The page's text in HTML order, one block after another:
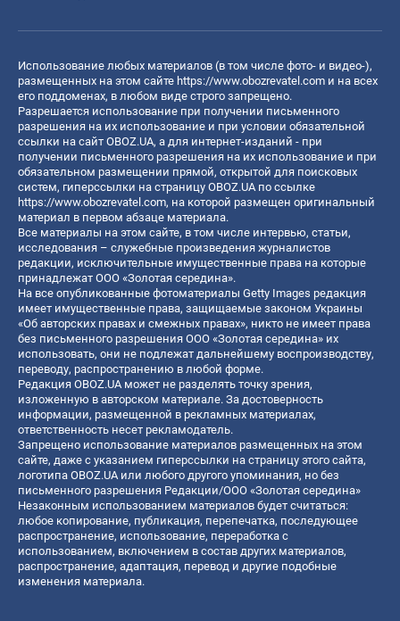
Использование любых материалов (в том числе фото- и видео-),
размещенных на этом сайте https://www.obozrevatel.com и на всех
его поддоменах, в любом виде строго запрещено.
Разрешается использование при получении письменного
разрешения на их использование и при условии обязательной
ссылки на сайт OBOZ.UA, а для интернет-изданий - при
получении письменного разрешения на их использование и при
обязательном размещении прямой, открытой для поисковых
систем, гиперссылки на страницу OBOZ.UA по ссылке
https://www.obozrevatel.com, на которой размещен оригинальный
материал в первом абзаце материала.
Все материалы на этом сайте, в том числе интервью, статьи,
исследования – служебные произведения журналистов
редакции, исключительные имущественные права на которые
принадлежат ООО «Золотая середина».
На все опубликованные фотоматериалы Getty Images редакция
имеет имущественные права, защищаемые законом Украины
«Об авторских правах и смежных правах», никто не имеет права
без письменного разрешения ООО «Золотая середина» их
использовать, они не подлежат дальнейшему воспроизводству,
переводу, распространению в любой форме.
Редакция OBOZ.UA может не разделять точку зрения,
изложенную в авторском материале. За достоверность
информации, размещенной в рекламных материалах,
ответственность несет рекламодатель.
Запрещено использование материалов размещенных на этом
сайте, даже с указанием гиперссылки на страницу этого сайта,
логотипа OBOZ.UA или любого другого упоминания, но без
письменного разрешения Редакции/ООО «Золотая середина»
Незаконным использованием материалов будет считаться:
любое копирование, публикация, перепечатка, последующее
распространение, использование, переработка с
использованием, включением в состав других материалов,
распространение, адаптация, перевод и другие подобные
изменения материала.